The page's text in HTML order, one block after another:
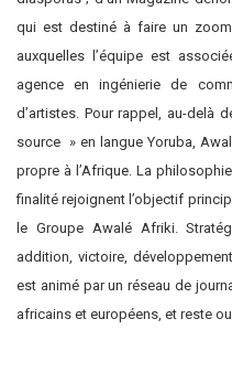
qui est destiné à faire un
auxquelles l’équipe est
agence en ingénierie de
d’artistes. Pour rappel, au-delà
source » en langue Yoruba,
propre à l’Afrique. La
finalité rejoignent l’objectif
le Groupe Awalé Afriki.
addition, victoire,
est animé par un réseau de
africains et européens, et reste